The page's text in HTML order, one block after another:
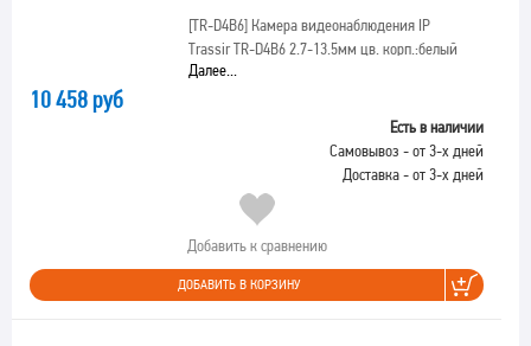
[TR-D4B6]Камера видеонаблюдения IP
Trassir TR-D4B6 2.7-13.5мм цв. корп.:белый
Далее...
10 458 руб
Есть в наличии
Самовывоз - от 3-х дней
Доставка - от 3-х дней
Добавить к сравнению
ДОБАВИТЬ В КОРЗИНУ